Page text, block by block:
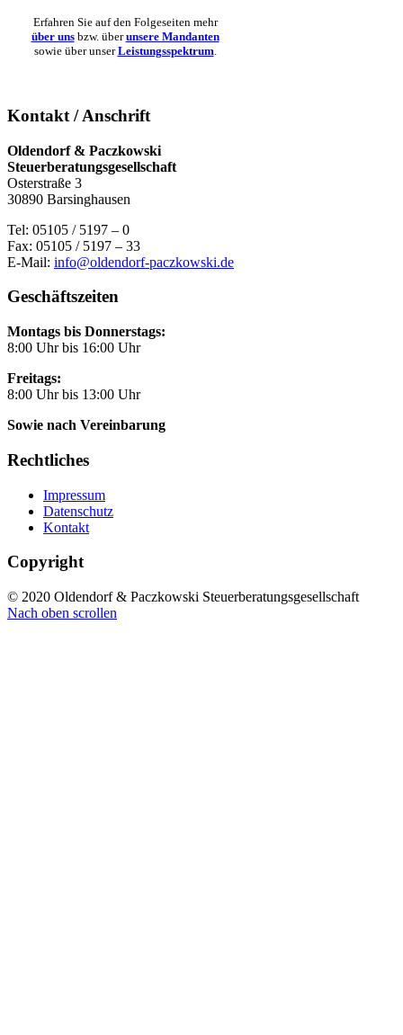
Erfahren Sie auf den Folgeseiten mehr
über unsbzw. überunsere Mandanten
sowie über unserLeistungsspektrum
Kontakt / Anschrift
Oldendorf & Paczkowski
Steuerberatungsgesellschaft
Osterstraße 3
30890 Barsinghausen
Tel: 05105 / 5197 – 0
Fax: 05105 / 5197 – 33
E-Mail: info@oldendorf-paczkowski.de
Geschäftszeiten
Montags bis Donnerstags:
8:00 Uhr bis 16:00 Uhr
Freitags:
8:00 Uhr bis 13:00 Uhr
Sowie nach Vereinbarung
Rechtliches
Impressum
Datenschutz
Kontakt
Copyright
© 2020 Oldendorf & Paczkowski Steuerberatungsgesellschaft
Nach oben scrollen